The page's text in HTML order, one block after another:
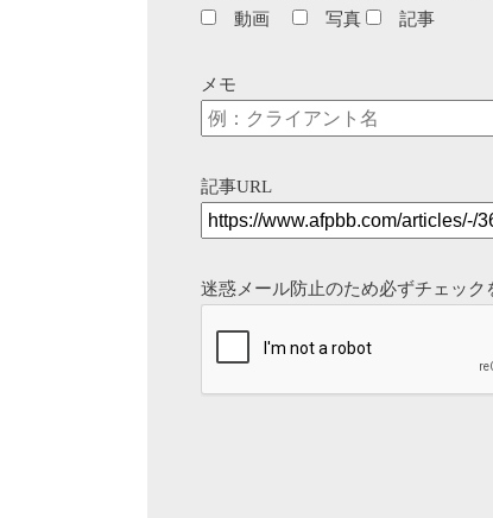
動画
写真 記事
メモ
記事URL
迷惑メール防止のため必ずチェック